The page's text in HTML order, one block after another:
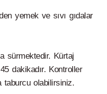
yemek ve sıvı gıdalar
sürmektedir. Kürtaj
dakikadır. Kontroller
taburcu olabilirsiniz.